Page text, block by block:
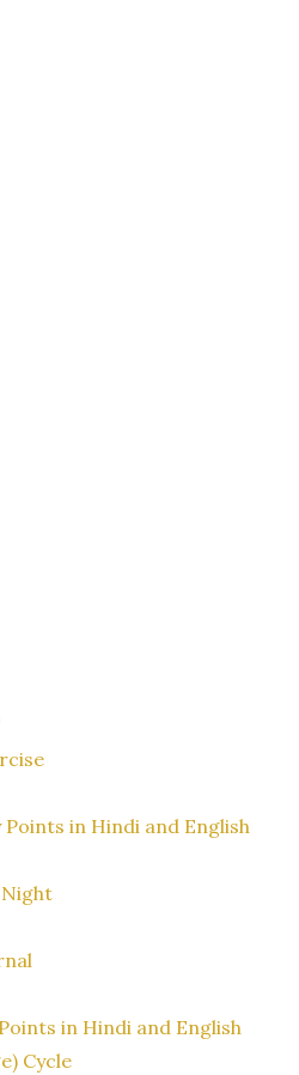
Points in Hindi and English
Night
in Hindi and English
Cycle